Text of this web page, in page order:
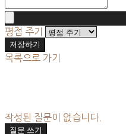
평점 주기
저장하기
목록으로 가기
작성된 질문이 없습니다.
질문 쓰기